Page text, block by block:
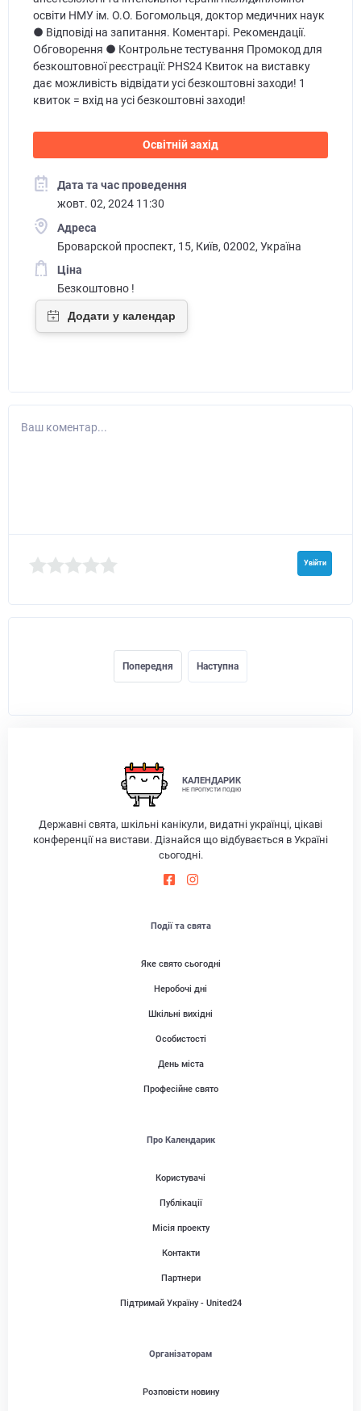
освіти НМУ ім. О.О. Богомольця, доктор медичних наук
● Відповіді на запитання. Коментарі. Рекомендації.
Обговорення ● Контрольне тестування Промокод для
безкоштовної реєстрації: PHS24 Квиток на виставку
дає можливість відвідати усі безкоштовні заходи! 1
квиток = вхід на усі безкоштовні заходи!
Освітній захід
Дата та час проведення
жовт. 02, 2024 11:30
Адреса
Броварской проспект, 15, Київ, 02002, Україна
Ціна
Безкоштовно !
Ваш коментар...
Увійти
Попередня Наступна
КАЛЕНДАРИК
НЕ ПРОПУСТИ ПОДІЮ
Державні свята, шкільні канікули, видатні українці, цікаві
конференції на вистави. Дізнайся що відбувається в Україні
сьогодні.
Події та свята
Яке свято сьогодні
Неробочі дні
Шкільні вихідні
Особистості
День міста
Професійне свято
Про Календарик
Користувачі
Публікації
Місія проекту
Контакти
Партнери
Підтримай Україну - United24
Організаторам
Розповісти новину